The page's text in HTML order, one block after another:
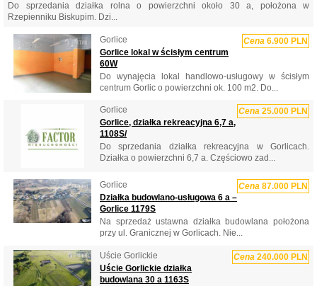
Do sprzedania działka rolna o powierzchni około 30 a, położona w
Rzepienniku Biskupim. Dzi...
Gorlice Cena 6.900 PLN
Gorlice lokal w ścisłym centrum
60W
Do wynajęcia lokal handlowo-usługowy w ścisłym
centrum Gorlic o powierzchni ok. 100 m2. Do...
Gorlice Cena 25.000 PLN
Gorlice, działka rekreacyjna 6,7 a,
1108S/
Do sprzedania działka rekreacyjna w Gorlicach.
Działka o powierzchni 6,7 a. Częściowo zad...
Gorlice Cena 87.000 PLN
Działka budowlano-usługowa 6 a –
Gorlice 1179S
Na sprzedaż ustawna działka budowlana położona
przy ul. Granicznej w Gorlicach. Nie...
Uście Gorlickie Cena 240.000 PLN
Uście Gorlickie działka
budowlana 30 a 1163S